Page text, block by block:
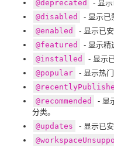
@deprecated
- 显示
@disabled
- 显示已
@enabled
- 显示已
@featured
- 显示精
@installed
- 显示
@popular
- 显示热门
@recommended
- 显
分类。
@updates
- 显示已